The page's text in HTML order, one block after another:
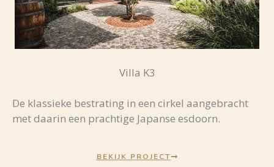
Villa K3
De klassieke bestrating in een cirkel aangebracht
met daarin een prachtige Japanse esdoorn.
BEKIJK PROJECT